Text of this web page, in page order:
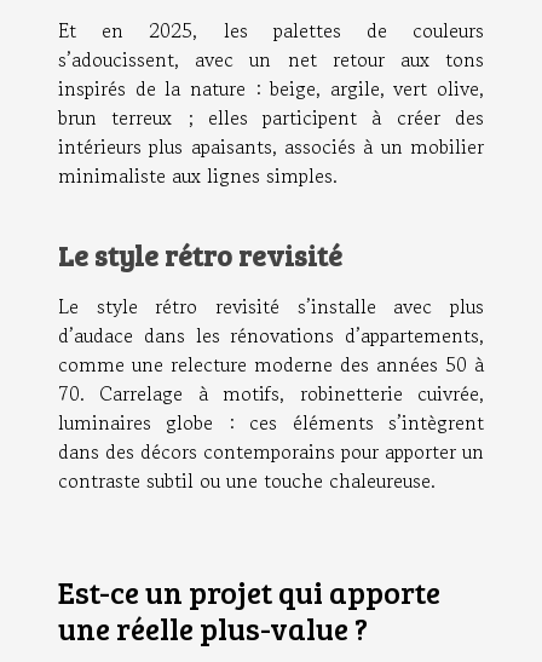
Et en 2025, les palettes de couleurs
s’adoucissent, avec un net retour aux tons
inspirés de la nature : beige, argile, vert olive,
brun terreux ; elles participent à créer des
intérieurs plus apaisants, associés à un mobilier
minimaliste aux lignes simples.
Le style rétro revisité
Le style rétro revisité s’installe avec plus
d’audace dans les rénovations d’appartements,
comme une relecture moderne des années 50 à
70. Carrelage à motifs, robinetterie cuivrée,
luminaires globe : ces éléments s’intègrent
dans des décors contemporains pour apporter un
contraste subtil ou une touche chaleureuse.
Est-ce un projet qui apporte
une réelle plus-value ?